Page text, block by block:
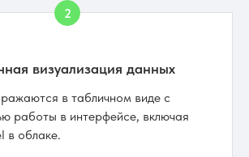
визуализация данных
в табличном виде с
работы в интерфейсе, включая
в облаке.